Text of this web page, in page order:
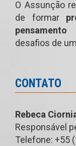
O Assunção
de formar
pensamento
desafios de
CONTATO
Rebeca
Responsável
Telefone: +55